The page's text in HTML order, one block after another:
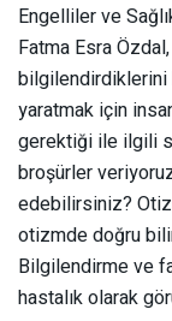
Engelliler ve
Fatma Esra
bilgilendirdiklerini
yaratmak için
gerektiği ile ilgili
broşürler
edebilirsiniz?
otizmde doğru
Bilgilendirme ve
hastalık olarak